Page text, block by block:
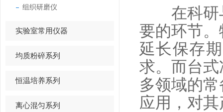
组织研磨仪
实验室常用仪器
均质粉碎系列
恒温培养系列
离心混匀系列
在科研与
要的环节
延长保存
求。而台
多领域的常
应用，对